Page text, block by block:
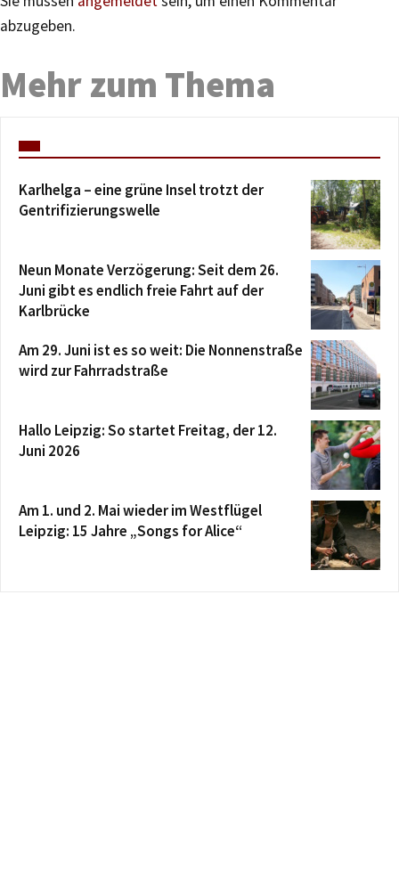
abzugeben.
Mehr zum Thema
Karlhelga – eine grüne Insel trotzt der
Gentrifizierungswelle
Neun Monate Verzögerung: Seit dem 26.
Juni gibt es endlich freie Fahrt auf der
Karlbrücke
Am 29. Juni ist es so weit: Die Nonnenstraße
wird zur Fahrradstraße
Hallo Leipzig: So startet Freitag, der 12.
Juni 2026
Am 1. und 2. Mai wieder im Westflügel
Leipzig: 15 Jahre „Songs for Alice“